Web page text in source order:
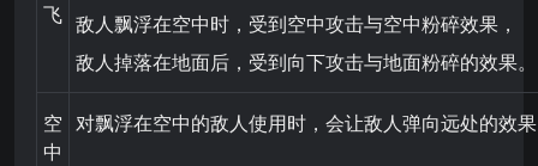
飞 敌人飘浮在空中时，受到空中攻击与空中粉碎效果，
敌人掉落在地面后，受到向下攻击与地面粉碎的效果。
空
中
对飘浮在空中的敌人使用时，会让敌人弹向远处的效